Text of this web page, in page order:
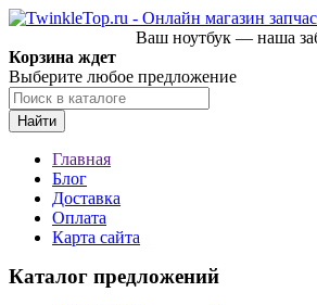
Ваш ноутбук — наша
Корзина ждет
Выберите любое предложение
Найти
Главная
Блог
Доставка
Оплата
Карта сайта
Каталог предложений